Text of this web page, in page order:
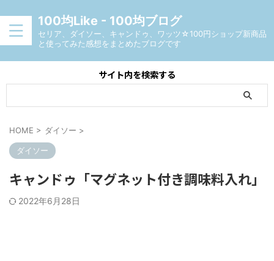
100均Like - 100均ブログ
セリア、ダイソー、キャンドゥ、ワッツ☆100円ショップ新商品
と使ってみた感想をまとめたブログです
サイト内を検索する
HOME > ダイソー >
ダイソー
キャンドゥ「マグネット付き調味料入れ」
2022年6月28日